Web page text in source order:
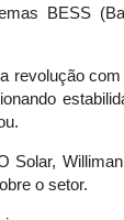
BESS
revolução
Solar,
o setor.